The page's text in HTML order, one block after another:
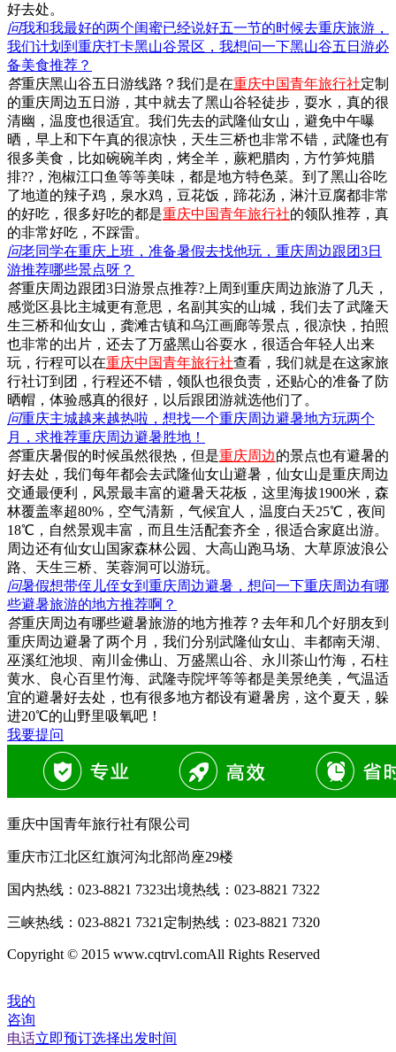
好去处。
问我和我最好的两个闺蜜已经说好五一节的时候去重庆旅游，
我们计划到重庆打卡黑山谷景区，我想问一下黑山谷五日游必
备美食推荐？
答重庆黑山谷五日游线路？我们是在重庆中国青年旅行社定制
的重庆周边五日游，其中就去了黑山谷轻徒步，耍水，真的很
清幽，温度也很适宜。我们先去的武隆仙女山，避免中午曝
晒，早上和下午真的很凉快，天生三桥也非常不错，武隆也有
很多美食，比如碗碗羊肉，烤全羊，蕨粑腊肉，方竹笋炖腊
排??，泡椒江口鱼等等美味，都是地方特色菜。到了黑山谷吃
了地道的辣子鸡，泉水鸡，豆花饭，蹄花汤，淋汁豆腐都非常
的好吃，很多好吃的都是重庆中国青年旅行社的领队推荐，真
的非常好吃，不踩雷。
问老同学在重庆上班，准备暑假去找他玩，重庆周边跟团3日
游推荐哪些景点呀？
答重庆周边跟团3日游景点推荐?上周到重庆周边旅游了几天，
感觉区县比主城更有意思，名副其实的山城，我们去了武隆天
生三桥和仙女山，龚滩古镇和乌江画廊等景点，很凉快，拍照
也非常的出片，还去了万盛黑山谷耍水，很适合年轻人出来
玩，行程可以在重庆中国青年旅行社查看，我们就是在这家旅
行社订到团，行程还不错，领队也很负责，还贴心的准备了防
晒帽，体验感真的很好，以后跟团游就选他们了。
问重庆主城越来越热啦，想找一个重庆周边避暑地方玩两个
月，求推荐重庆周边避暑胜地！
答重庆暑假的时候虽然很热，但是重庆周边的景点也有避暑的
好去处，我们每年都会去武隆仙女山避暑，仙女山是重庆周边
交通最便利，风景最丰富的避暑天花板，这里海拔1900米，森
林覆盖率超80%，空气清新，气候宜人，温度白天25℃，夜间
18℃，自然景观丰富，而且生活配套齐全，很适合家庭出游。
周边还有仙女山国家森林公园、大高山跑马场、大草原波浪公
路、天生三桥、芙蓉洞可以游玩。
问暑假想带侄儿侄女到重庆周边避暑，想问一下重庆周边有哪
些避暑旅游的地方推荐啊？
答重庆周边有哪些避暑旅游的地方推荐？去年和几个好朋友到
重庆周边避暑了两个月，我们分别武隆仙女山、丰都南天湖、
巫溪红池坝、南川金佛山、万盛黑山谷、永川茶山竹海，石柱
黄水、良心百里竹海、武隆寺院坪等等都是美景绝美，气温适
宜的避暑好去处，也有很多地方都设有避暑房，这个夏天，躲
进20℃的山野里吸氧吧！
我要提问
重庆中国青年旅行社有限公司
重庆市江北区红旗河沟北部尚座29楼
国内热线： 023-8821 7323出境热线： 023-8821 7322
三峡热线： 023-8821 7321 定制热线： 023-8821 7320
Copyright © 2015 www.cqtrvl.comAll Rights Reserved
我的
咨询
电话立即预订选择出发时间